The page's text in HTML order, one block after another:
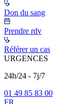
Don du sang
Prendre rdv
Référer un cas
URGENCES
24h/24 - 7j/7
01 49 85 83 00
FR